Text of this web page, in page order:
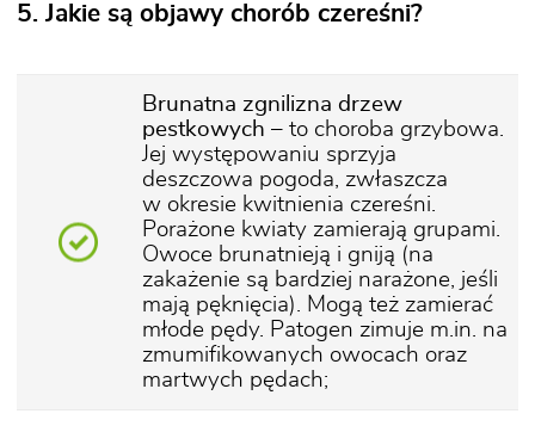
5. Jakie są objawy chorób czereśni?
Brunatna zgnilizna drzew
pestkowych – to choroba grzybowa.
Jej występowaniu sprzyja
deszczowa pogoda, zwłaszcza
w okresie kwitnienia czereśni.
Porażone kwiaty zamierają grupami.
Owoce brunatnieją i gniją (na
zakażenie są bardziej narażone, jeśli
mają pęknięcia). Mogą też zamierać
młode pędy. Patogen zimuje m.in. na
zmumifikowanych owocach oraz
martwych pędach;